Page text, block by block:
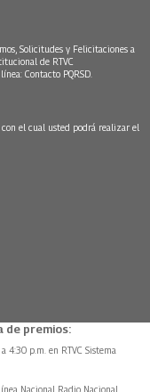
Solicitudes y Felicitaciones a
de RTVC
Contacto PQRSD.
el cual usted podrá realizar el
de premios:
4:30 p.m. en RTVC Sistema
Nacional Radio Nacional